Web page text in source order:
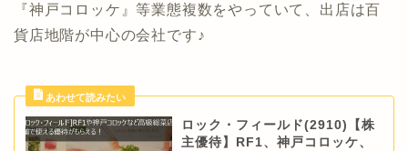
『神戸コロッケ』等業態複数をやっていて、出店は百
貨店地階が中心の会社です♪
ロック・フィールド(2910)【株
主優待】RF1、神戸コロッケ、